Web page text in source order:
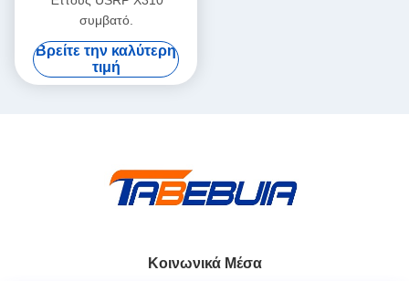
συμβατό.
Βρείτε την καλύτερη
τιμή
Κοινωνικά Μέσα